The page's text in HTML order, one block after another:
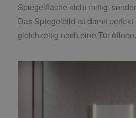
Spiegelfläche nicht mittig,
Das Spiegelbild ist damit
gleichzeitig noch eine Tür öffnen.